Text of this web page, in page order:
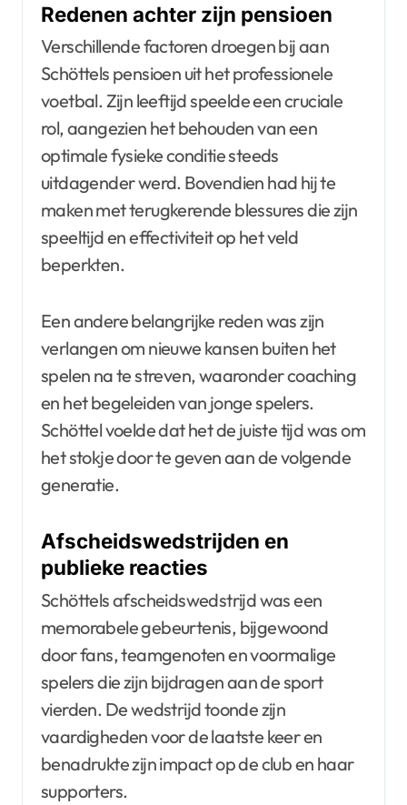
Redenen achter zijn pensioen
Verschillende factoren droegen bij aan
Schöttels pensioen uit het professionele
voetbal. Zijn leeftijd speelde een cruciale
rol, aangezien het behouden van een
optimale fysieke conditie steeds
uitdagender werd. Bovendien had hij te
maken met terugkerende blessures die zijn
speeltijd en effectiviteit op het veld
beperkten.
Een andere belangrijke reden was zijn
verlangen om nieuwe kansen buiten het
spelen na te streven, waaronder coaching
en het begeleiden van jonge spelers.
Schöttel voelde dat het de juiste tijd was om
het stokje door te geven aan de volgende
generatie.
Afscheidswedstrijden en
publieke reacties
Schöttels afscheidswedstrijd was een
memorabele gebeurtenis, bijgewoond
door fans, teamgenoten en voormalige
spelers die zijn bijdragen aan de sport
vierden. De wedstrijd toonde zijn
vaardigheden voor de laatste keer en
benadrukte zijn impact op de club en haar
supporters.